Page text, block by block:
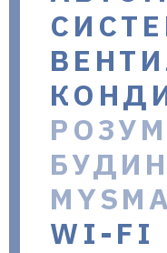
в Україні
WI-FI